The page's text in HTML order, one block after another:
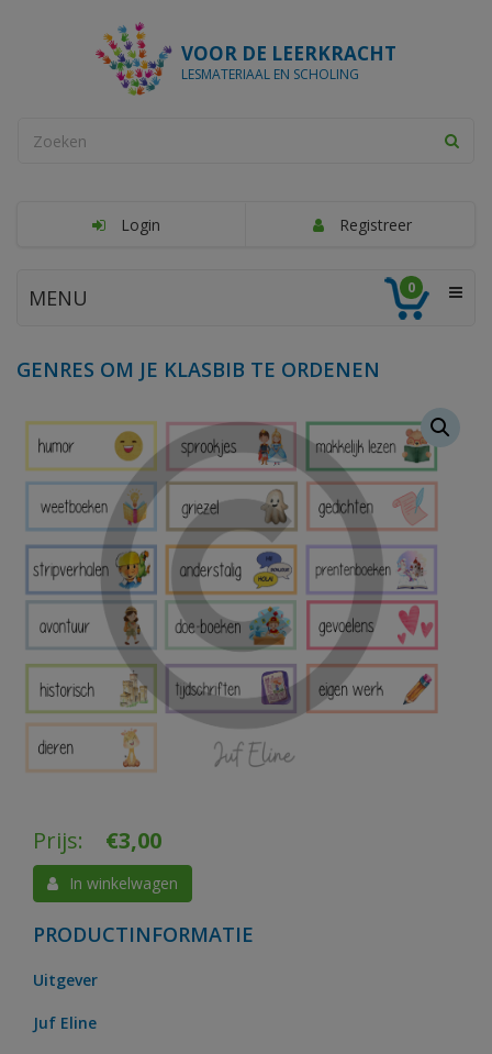
VOOR DE LEERKRACHT
LESMATERIAAL EN SCHOLING
Login Registreer
MENU 0
GENRES OM JE KLASBIB TE ORDENEN
Prijs: €3,00
In winkelwagen
PRODUCTINFORMATIE
Uitgever
Juf Eline